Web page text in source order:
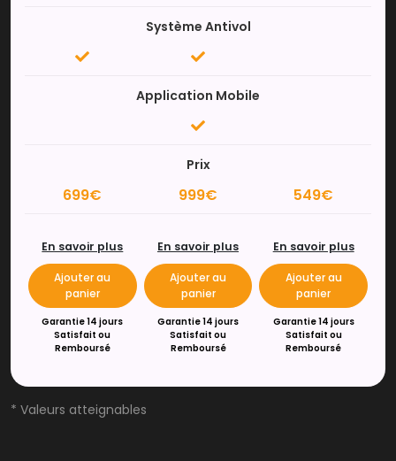
Système Antivol
Application Mobile
Prix
699€ 999€ 549€
En savoir plus
Ajouter au
panier
Garantie 14 jours
Satisfait ou
Remboursé
En savoir plus
Ajouter au
panier
Garantie 14 jours
Satisfait ou
Remboursé
En savoir plus
Ajouter au
panier
Garantie 14 jours
Satisfait ou
Remboursé
* Valeurs atteignables